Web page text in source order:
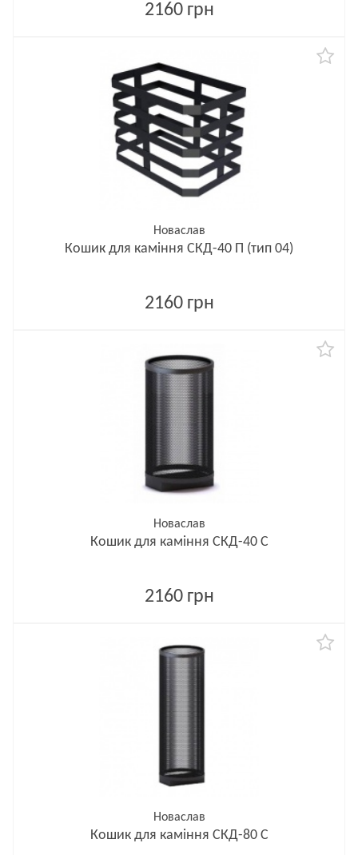
2160 грн
Новаслав
Кошик для каміння СКД-40 П (тип 04)
2160 грн
Новаслав
Кошик для каміння СКД-40 С
2160 грн
Новаслав
Кошик для каміння СКД-80 С